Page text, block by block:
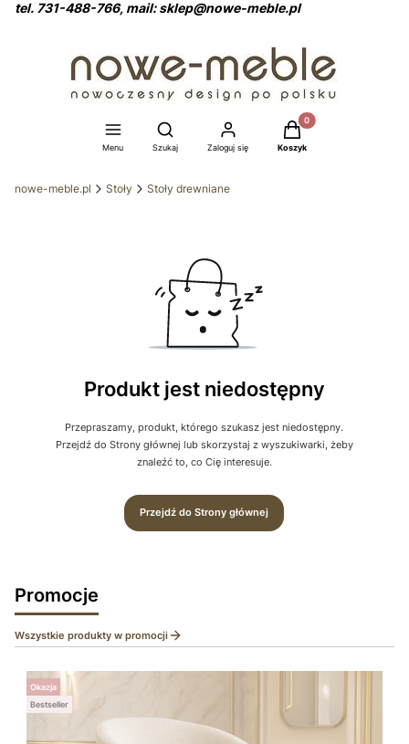
tel. 731-488-766, mail: sklep@nowe-meble.pl
Menu
Otwórz wyszukiwarkę
Szukaj Zaloguj się
Produkty w koszyku:
Koszyk
nowe-meble.pl Stoły Stoły drewniane
Produkt jest niedostępny
Przepraszamy, produkt, którego szukasz jest niedostępny.
Przejdź do Strony głównej lub skorzystaj z wyszukiwarki, żeby
znaleźć to, co Cię interesuje.
Przejdź do Strony głównej
Promocje
Wszystkie produkty w promocji
Okazja
Bestseller